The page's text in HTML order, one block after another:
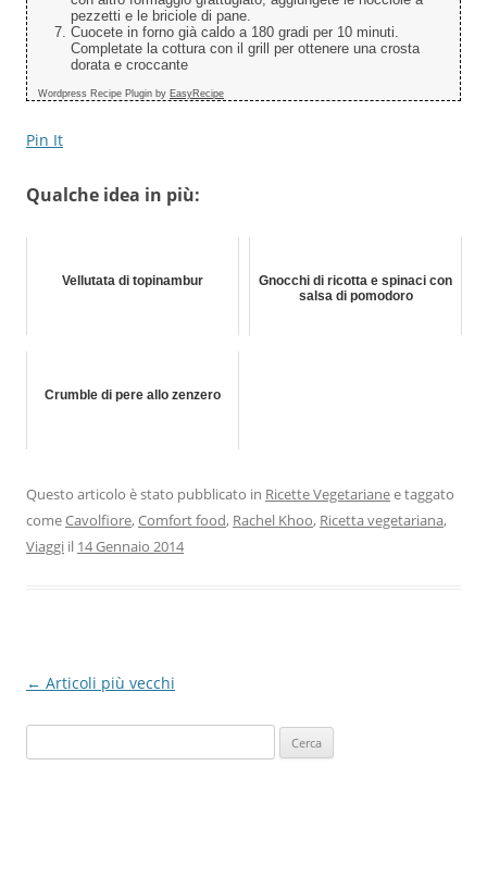
pezzetti e le briciole di pane.
Cuocete in forno già caldo a 180 gradi per 10 minuti.
Completate la cottura con il grill per ottenere una crosta
dorata e croccante
Wordpress Recipe Plugin by EasyRecipe
Pin It
Qualche idea in più:
Vellutata di topinambur
Gnocchi di ricotta e spinaci con
salsa di pomodoro
Crumble di pere allo zenzero
Questo articolo è stato pubblicato in Ricette Vegetarianee taggato
comeCavolfiore,Comfort food, Rachel Khoo, Ricetta vegetariana,
Viaggi il 14 Gennaio 2014
Navigazione
← Articoli più vecchi
per: